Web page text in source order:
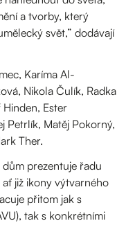
a tvorby, který
svět,” dodávají
Karíma Al-
Nikola Čulík, Radka
Hinden, Ester
Petrlík, Matěj Pokorný,
Ther.
prezentuje řadu
již ikony výtvarného
přitom jak s
tak s konkrétními